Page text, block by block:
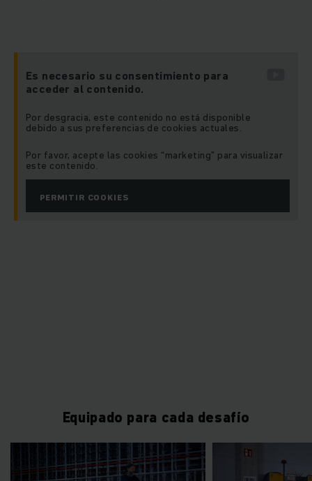
reducido de componentes y de piezas de desgaste. Esto
significa que el motor requiere apenas mantenimiento y
gracias a su mayor eficiencia energética. Además, tanto el
comportamiento de marcha como el rendimiento mejoran
sin el habitual segundo de espera. Además, los mecanismos
de control automáticos curveCONTROL y speedCONTROL
paradas se descargan y se cargan mercancías. De esta forma
es posible que un pequeño número de vehículos transporte
desplazamiento. Las ventajas de los trenes de remolques
con trayectorias estables son evidentes: los remolques
Es necesario su consentimiento para
acceder al contenido.
Por desgracia, este contenido no está disponible
debido a sus preferencias de cookies actuales.
Por favor, acepte las cookies “marketing” para visualizar
este contenido.
PERMITIR COOKIES
Equipado para cada desafío